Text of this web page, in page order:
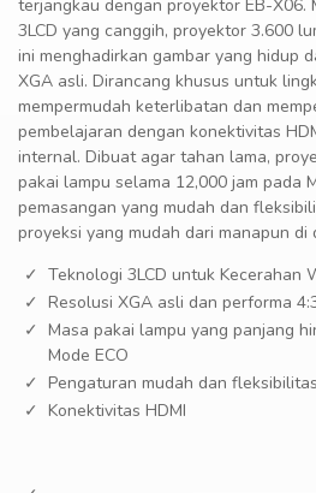
terjangkau dengan proyektor EB-X06.
3LCD yang canggih, proyektor 3.600
ini menghadirkan gambar yang hidup
XGA asli. Dirancang khusus untuk
mempermudah keterlibatan dan
pembelajaran dengan konektivitas
internal. Dibuat agar tahan lama,
pakai lampu selama 12,000 jam pada
pemasangan yang mudah dan
proyeksi yang mudah dari manapun di
Teknologi 3LCD untuk Kecerahan
Resolusi XGA asli dan performa
Masa pakai lampu yang panjang
Mode ECO
Pengaturan mudah dan
Konektivitas HDMI